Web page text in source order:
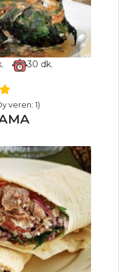
30 dk.
veren: 1)